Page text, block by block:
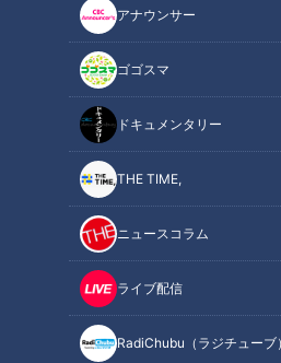
アナウンサー
ゴゴスマ
ドキュメンタリー
THE TIME,
ニュースコラム
ライブ配信
RadiChubu（ラジチューブ）
記事に戻る
この記事を見たあなたへのお
入学前の心配事は？道化師様魚
【